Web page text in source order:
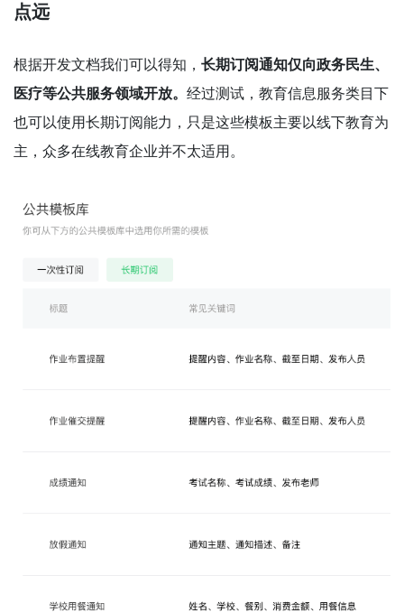
点远
根据开发文档我们可以得知， 长期订阅通知仅向政务民生、
医疗等公共服务领域开放。 经过测试，教育信息服务类目下
也可以使用长期订阅能力，只是这些模板主要以线下教育为
主，众多在线教育企业并不太适用。